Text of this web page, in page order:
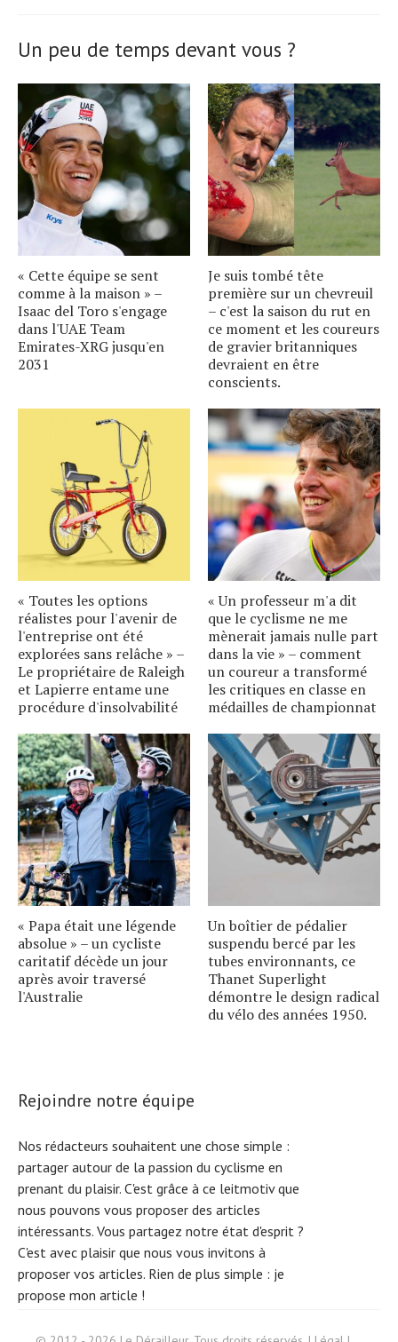
article.
Un peu de temps devant vous ?
« Cette équipe se sent
comme à la maison » –
Isaac del Toro s'engage
dans l'UAE Team
Emirates-XRG jusqu'en
2031
Je suis tombé tête
première sur un chevreuil
– c'est la saison du rut en
ce moment et les coureurs
de gravier britanniques
devraient en être
conscients.
« Toutes les options
réalistes pour l'avenir de
l'entreprise ont été
explorées sans relâche » –
Le propriétaire de Raleigh
et Lapierre entame une
procédure d'insolvabilité
« Un professeur m'a dit
que le cyclisme ne me
mènerait jamais nulle part
dans la vie » – comment
un coureur a transformé
les critiques en classe en
médailles de championnat
« Papa était une légende
absolue » – un cycliste
caritatif décède un jour
après avoir traversé
l'Australie
Un boîtier de pédalier
suspendu bercé par les
tubes environnants, ce
Thanet Superlight
démontre le design radical
du vélo des années 1950.
Rejoindre notre équipe
Nos rédacteurs souhaitent une chose simple :
partager autour de la passion du cyclisme en
prenant du plaisir. C'est grâce à ce leitmotiv que
nous pouvons vous proposer des articles
intéressants. Vous partagez notre état d'esprit ?
C'est avec plaisir que nous vous invitons à
proposer vos articles. Rien de plus simple : je
propose mon article !
Search